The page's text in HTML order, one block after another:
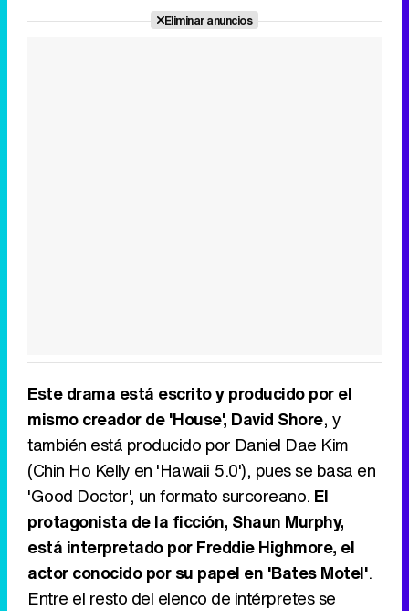
Eliminar anuncios
Este drama está escrito y producido por el
mismo creador de 'House', David Shore, y
también está producido por Daniel Dae Kim
(Chin Ho Kelly en 'Hawaii 5.0'), pues se basa en
'Good Doctor', un formato surcoreano. El
protagonista de la ficción, Shaun Murphy,
está interpretado por Freddie Highmore, el
actor conocido por su papel en 'Bates Motel'.
Entre el resto del elenco de intérpretes se